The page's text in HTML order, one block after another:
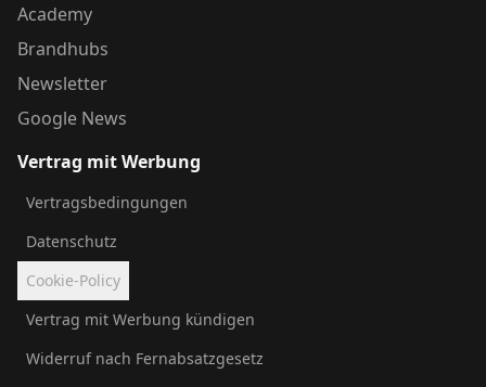
Academy
Brandhubs
Newsletter
Google News
Vertrag mit Werbung
Vertragsbedingungen
Datenschutz
Cookie-Policy
Vertrag mit Werbung kündigen
Widerruf nach Fernabsatzgesetz